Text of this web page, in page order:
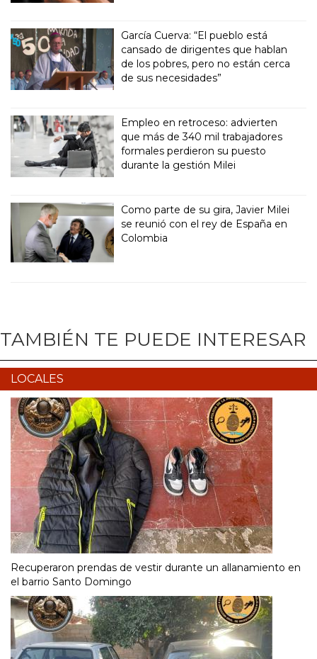
García Cuerva: “El pueblo está
cansado de dirigentes que hablan
de los pobres, pero no están cerca
de sus necesidades”
Empleo en retroceso: advierten
que más de 340 mil trabajadores
formales perdieron su puesto
durante la gestión Milei
Como parte de su gira, Javier Milei
se reunió con el rey de España en
Colombia
TAMBIÉN TE PUEDE INTERESAR
LOCALES
Recuperaron prendas de vestir durante un allanamiento en
el barrio Santo Domingo